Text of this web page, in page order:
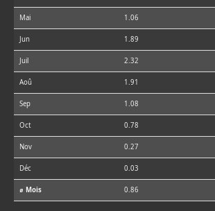
Mai 1.06
Jun 1.89
Juil 2.32
Aoû 1.91
Sep 1.08
Oct 0.78
Nov 0.27
Déc 0.03
⌀ Mois 0.86